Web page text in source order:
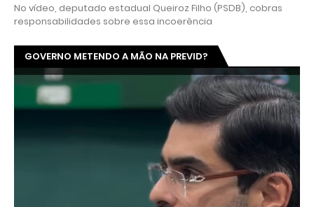
No vídeo, deputado estadual Queiroz Filho (PSDB), cobras
responsabilidades sobre essa incoerência
GOVERNO METENDO A MÃO NA PREVID?